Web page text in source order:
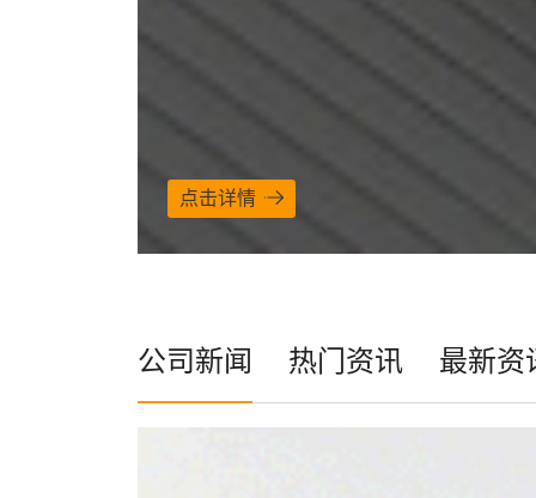
点击详情
公司新闻 热门资讯 最新资